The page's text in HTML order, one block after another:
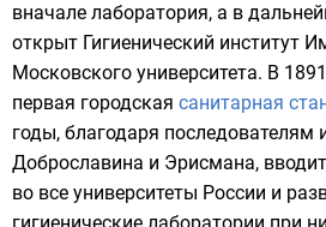
вначале лаборатория, а в
открыт Гигиенический институт
Московского университета. В
первая городская санитарная
годы, благодаря последователям
Доброславина и Эрисмана,
во все университеты России и